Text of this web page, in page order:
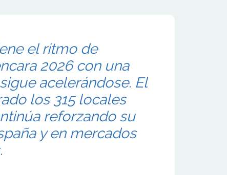
el ritmo de
2026 con una
acelerándose. El
los 315 locales
reforzando su
y en mercados